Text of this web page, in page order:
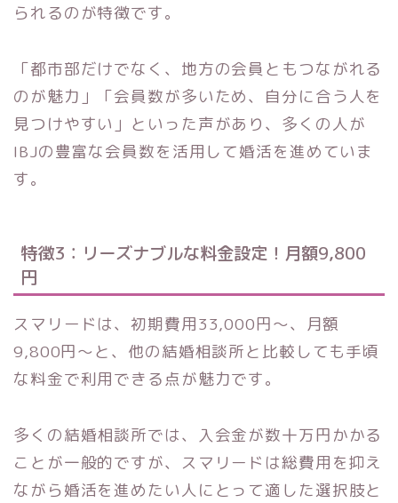
られるのが特徴です。
「都市部だけでなく、地方の会員ともつながれる
のが魅力」「会員数が多いため、自分に合う人を
見つけやすい」といった声があり、多くの人が
IBJの豊富な会員数を活用して婚活を進めていま
す。
特徴3：リーズナブルな料金設定！月額9,800
円
スマリードは、初期費用33,000円～、月額
9,800円～と、他の結婚相談所と比較しても手頃
な料金で利用できる点が魅力です。
多くの結婚相談所では、入会金が数十万円かかる
ことが一般的ですが、スマリードは総費用を抑え
ながら婚活を進めたい人にとって適した選択肢と